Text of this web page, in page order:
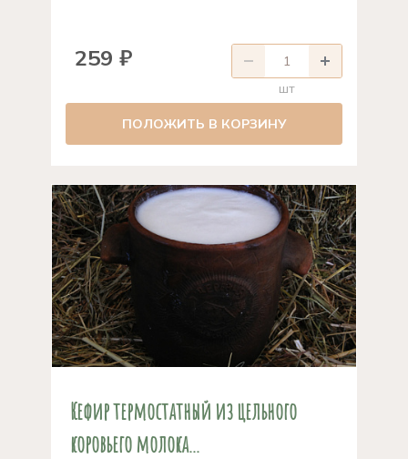
259 ₽
шт
ПОЛОЖИТЬ В КОРЗИНУ
Кефир термостатный из цельного
коровьего молока...